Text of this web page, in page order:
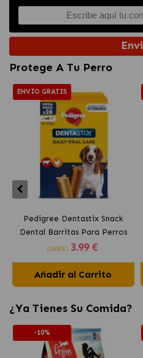
Protege A Tu Perro
ENVÍO GRATIS
Pedigree Dentastix Snack
Dental Barritas Para Perros
Medianos 10-25 kg
(DESDE) 3.99 €
Añadir al Carrito
¿Ya Tienes Su Comida?
-10%